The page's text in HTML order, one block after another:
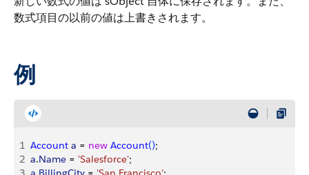
数式項目の以前の値は上書きされます。
例
1 Account a = new Account();
2 a.Name = 'Salesforce';